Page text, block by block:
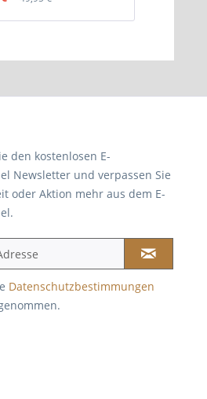
den kostenlosen E-
Newsletter und verpassen Sie
oder Aktion mehr aus dem E-
Datenschutzbestimmungen